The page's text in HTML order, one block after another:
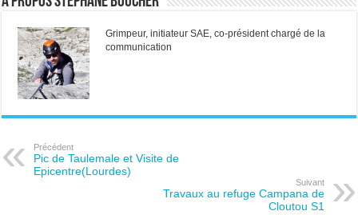
Grimpeur, initiateur SAE, co-président chargé de la
communication
Précédent
Pic de Taulemale et Visite de
Epicentre(Lourdes)
Suivant
Travaux au refuge Campana de
Cloutou S1